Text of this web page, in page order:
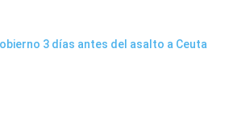
3 días antes del asalto a Ceuta